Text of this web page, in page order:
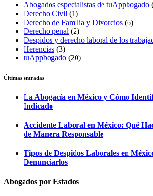
Abogados especialistas de tuAppbogado
Derecho Civil (1)
Derecho de Familia y Divorcios (6)
Derecho penal (2)
Despidos y derecho laboral de los
Herencias (3)
tuAppbogado (20)
Últimas entradas
La Abogacía en México y Cómo
Indicado
Accidente Laboral en México: Qué
de Manera Responsable
Tipos de Despidos Laborales en
Denunciarlos
Abogados por Estados